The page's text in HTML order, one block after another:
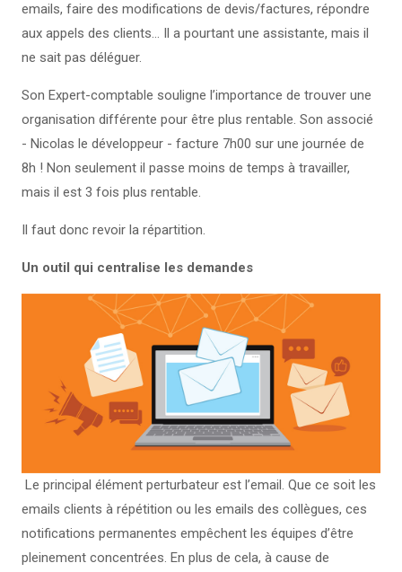
emails, faire des modifications de devis/factures, répondre
aux appels des clients… Il a pourtant une assistante, mais il
ne sait pas déléguer.
Son Expert-comptable souligne l’importance de trouver une
organisation différente pour être plus rentable. Son associé
- Nicolas le développeur - facture 7h00 sur une journée de
8h ! Non seulement il passe moins de temps à travailler,
mais il est 3 fois plus rentable.
Il faut donc revoir la répartition.
Un outil qui centralise les demandes
Le principal élément perturbateur est l’email. Que ce soit les
emails clients à répétition ou les emails des collègues, ces
notifications permanentes empêchent les équipes d’être
pleinement concentrées. En plus de cela, à cause de